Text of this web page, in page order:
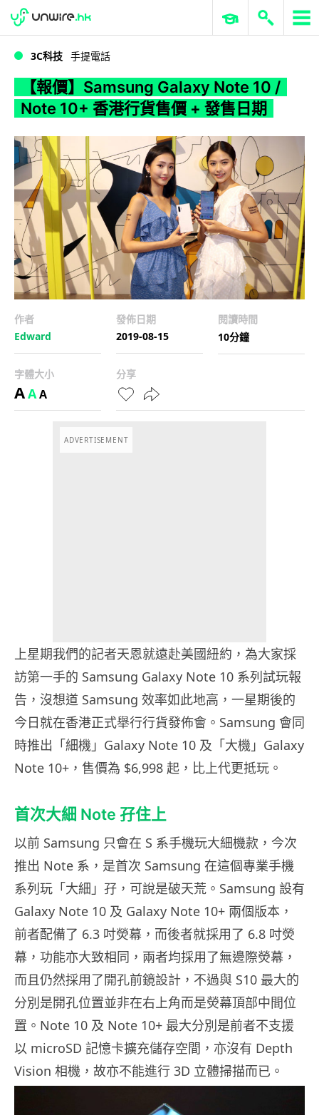
WWDC 2026 ERP 與商業 AI
3C科技 手提電話
【報價】Samsung Galaxy Note 10 /
Note 10+ 香港行貨售價 + 發售日期
作者
Edward
發佈日期
2019-08-15
閱讀時間
10分鐘
字體大小
AAA
分享
ADVERTISEMENT
上星期我們的記者天恩就遠赴美國紐約，為大家採
訪第一手的 Samsung Galaxy Note 10 系列試玩報
告，沒想道 Samsung 效率如此地高，一星期後的
今日就在香港正式舉行行貨發佈會。Samsung 會同
時推出「細機」Galaxy Note 10 及「大機」Galaxy
Note 10+，售價為 $6,998 起，比上代更抵玩。
首次大細 Note 孖住上
以前 Samsung 只會在 S 系手機玩大細機款，今次
推出 Note 系，是首次 Samsung 在這個專業手機
系列玩「大細」孖，可說是破天荒。Samsung 設有
Galaxy Note 10 及 Galaxy Note 10+ 兩個版本，
前者配備了 6.3 吋熒幕，而後者就採用了 6.8 吋熒
幕，功能亦大致相同，兩者均採用了無邊際熒幕，
而且仍然採用了開孔前鏡設計，不過與 S10 最大的
分別是開孔位置並非在右上角而是熒幕頂部中間位
置。Note 10 及 Note 10+ 最大分別是前者不支援
以 microSD 記憶卡擴充儲存空間，亦沒有 Depth
Vision 相機，故亦不能進行 3D 立體掃描而已。